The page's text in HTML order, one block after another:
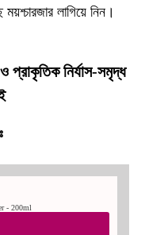
লাগিয়ে নিন।
নির্যাস-সমৃদ্ধ
- 200ml